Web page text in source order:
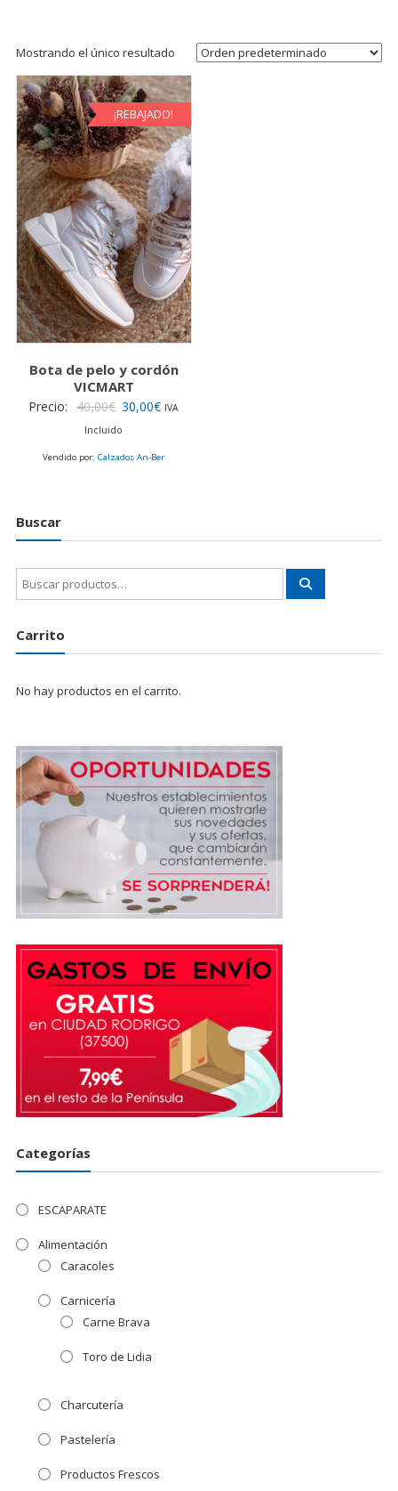
Mostrando el único resultado
¡REBAJADO!
Bota de pelo y cordón
VICMART
Precio: 40,00€ El
precio
original
30,00€ElIVA
Incluido
Vendido por:Calzados An-Ber
Buscar
Buscar
por:
Carrito
No hay productos en el carrito.
Categorías
ESCAPARATE
Alimentación
Caracoles
Carnicería
Carne Brava
Toro de Lidia
Charcutería
Pastelería
Productos Frescos